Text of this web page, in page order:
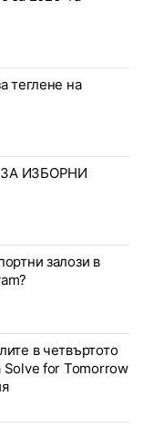
теглене на
ИЗБОРНИ
залози в
в четвъртото
Solve for Tomorrow